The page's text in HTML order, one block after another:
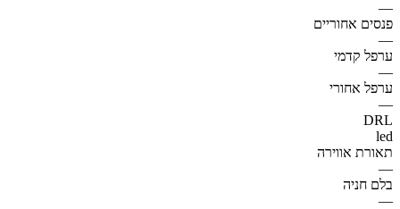
—
פנסים אחוריים
—
ערפל קדמי
—
ערפל אחורי
—
DRL
led
תאורת אווירה
—
בלם חניה
—